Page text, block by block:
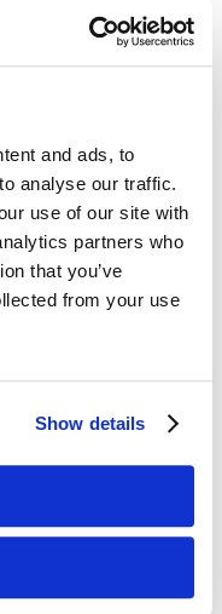
and ads, to
analyse our traffic.
use of our site with
partners who
that you’ve
from your use
Show details